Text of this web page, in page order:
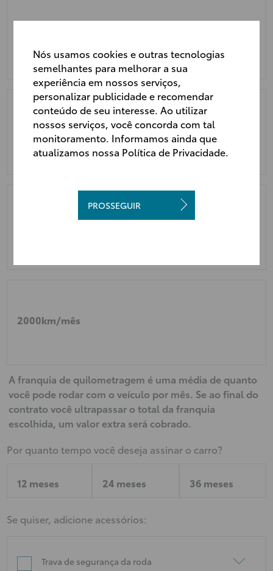
1000km/mês
1500km/mês
2000km/mês
A franquia de quilometragem é uma média de quanto
você pode rodar com o veículo por mês. Se ao final do
contrato você ultrapassar o total da franquia
escolhida, um valor extra será cobrado.
Por quanto tempo você deseja assinar o carro?
12 meses 24 meses 36 meses
Se quiser, adicione acessórios:
Trava de segurança da roda
Nós usamos cookies e outras tecnologias
semelhantes para melhorar a sua
experiência em nossos serviços,
personalizar publicidade e recomendar
conteúdo de seu interesse. Ao utilizar
nossos serviços, você concorda com tal
monitoramento. Informamos ainda que
atualizamos nossa Política de Privacidade.
PROSSEGUIR